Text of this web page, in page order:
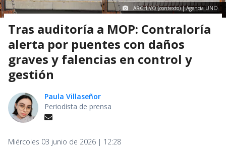
ARCHIVO (contexto) | Agencia UNO
Tras auditoría a MOP: Contraloría
alerta por puentes con daños
graves y falencias en control y
gestión
Paula Villaseñor
Periodista de prensa
Miércoles 03 junio de 2026 | 12:28